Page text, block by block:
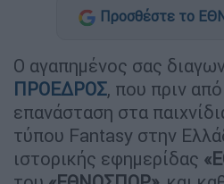
Προσθέστε το
Ο αγαπημένος σας
ΠΡΟΕΔΡΟΣ, που πριν
επανάσταση στα
τύπου Fantasy στην
ιστορικής εφημερίδας